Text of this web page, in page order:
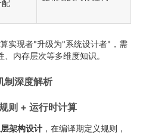
配
实现者"升级为"系统设计者"，需
内存层次等多维度知识。
制深度解析
则 + 运行时计算
架构设计 ，在编译期定义规则，